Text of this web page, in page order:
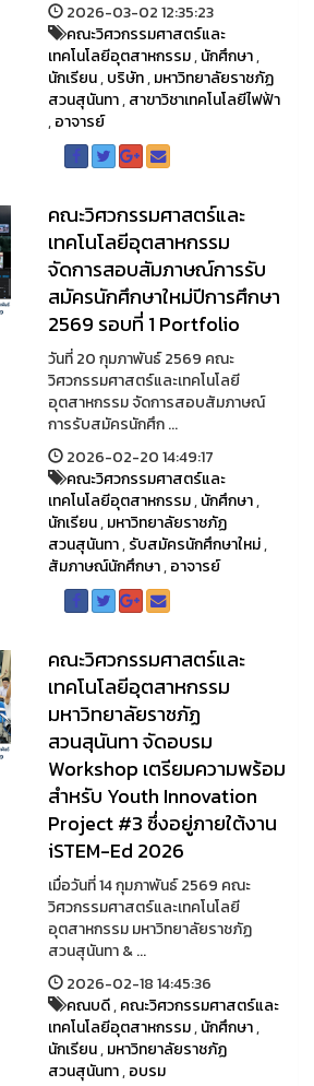
2026-03-02 12:35:23
คณะวิศวกรรมศาสตร์และ
เทคโนโลยีอุตสาหกรรม,นักศึกษา,
นักเรียน,บริษัท,มหาวิทยาลัยราชภัฏ
สวนสุนันทา,สาขาวิชาเทคโนโลยีไฟฟ้า
,อาจารย์
คณะวิศวกรรมศาสตร์และ
เทคโนโลยีอุตสาหกรรม
จัดการสอบสัมภาษณ์การรับ
สมัครนักศึกษาใหม่ปีการศึกษา
2569 รอบที่ 1 Portfolio
วันที่ 20 กุมภาพันธ์ 2569 คณะ
วิศวกรรมศาสตร์และเทคโนโลยี
อุตสาหกรรม จัดการสอบสัมภาษณ์
การรับสมัครนักศึก ...
2026-02-20 14:49:17
คณะวิศวกรรมศาสตร์และ
เทคโนโลยีอุตสาหกรรม,นักศึกษา,
นักเรียน,มหาวิทยาลัยราชภัฏ
สวนสุนันทา,รับสมัครนักศึกษาใหม่,
สัมภาษณ์นักศึกษา,อาจารย์
คณะวิศวกรรมศาสตร์และ
เทคโนโลยีอุตสาหกรรม
มหาวิทยาลัยราชภัฏ
สวนสุนันทา จัดอบรม
Workshop เตรียมความพร้อม
สำหรับ Youth Innovation
Project #3 ซึ่งอยู่ภายใต้งาน
iSTEM-Ed 2026
เมื่อวันที่ 14 กุมภาพันธ์ 2569 คณะ
วิศวกรรมศาสตร์และเทคโนโลยี
อุตสาหกรรม มหาวิทยาลัยราชภัฏ
สวนสุนันทา & ...
2026-02-18 14:45:36
คณบดี,คณะวิศวกรรมศาสตร์และ
เทคโนโลยีอุตสาหกรรม,นักศึกษา,
นักเรียน,มหาวิทยาลัยราชภัฏ
สวนสุนันทา,อบรม